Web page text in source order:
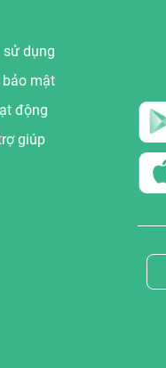
dụng
bảo mật
động
giúp